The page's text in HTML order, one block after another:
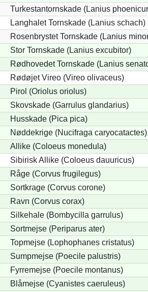
Turkestantornskade (Lanius
Langhalet Tornskade (Lanius schach)
Rosenbrystet Tornskade (Lanius
Stor Tornskade (Lanius excubitor)
Rødhovedet Tornskade (Lanius
Rødøjet Vireo (Vireo olivaceus)
Pirol (Oriolus oriolus)
Skovskade (Garrulus glandarius)
Husskade (Pica pica)
Nøddekrige (Nucifraga caryocatactes)
Allike (Coloeus monedula)
Sibirisk Allike (Coloeus dauuricus)
Råge (Corvus frugilegus)
Sortkrage (Corvus corone)
Ravn (Corvus corax)
Silkehale (Bombycilla garrulus)
Sortmejse (Periparus ater)
Topmejse (Lophophanes cristatus)
Sumpmejse (Poecile palustris)
Fyrremejse (Poecile montanus)
Blåmejse (Cyanistes caeruleus)